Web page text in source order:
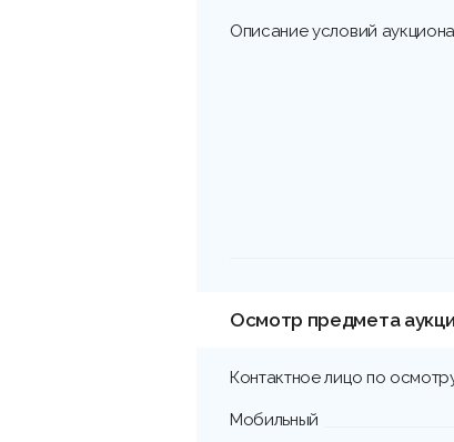
Описание условий аукциона
Осмотр предмета
Контактное лицо по
Мобильный